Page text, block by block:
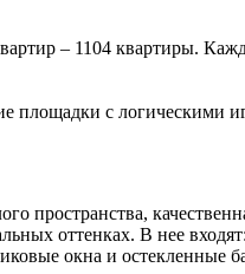
– 1104 квартиры.
площадки с
оттенках. В нее
окна и остекленные